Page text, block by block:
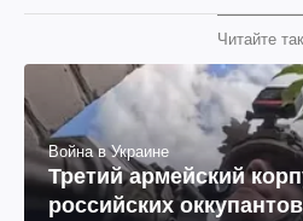
Читайте
Война в Украине
Третий армейский
российских